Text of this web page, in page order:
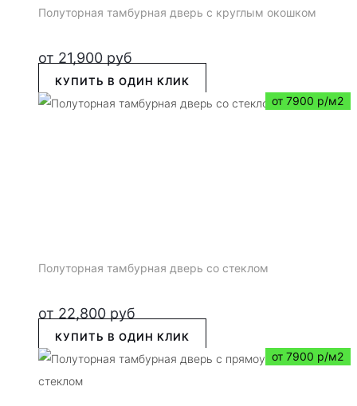
Полуторная тамбурная дверь с круглым окошком
от 21,900 руб
КУПИТЬ В ОДИН КЛИК
от 7900 р/м2
Полуторная тамбурная дверь со стеклом
от 22,800 руб
КУПИТЬ В ОДИН КЛИК
от 7900 р/м2